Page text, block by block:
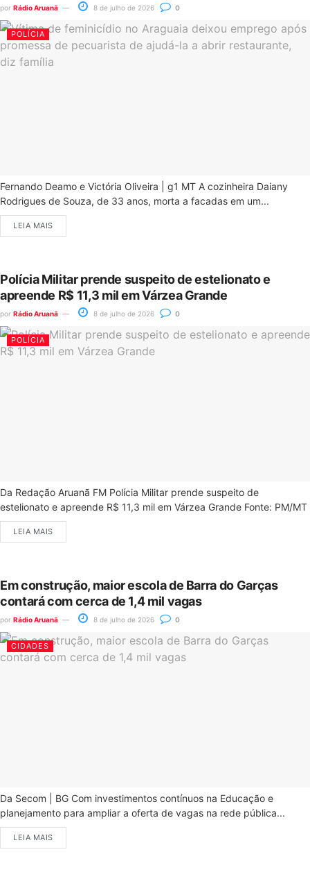
por Rádio Aruanã 8 de julho de 2026 0
POLÍCIA
Fernando Deamo e Victória Oliveira | g1 MT A cozinheira Daiany
Rodrigues de Souza, de 33 anos, morta a facadas em um...
LEIA MAIS
Polícia Militar prende suspeito de estelionato e
apreende R$ 11,3 mil em Várzea Grande
por Rádio Aruanã 8 de julho de 2026 0
POLÍCIA
Da Redação Aruanã FM Polícia Militar prende suspeito de
estelionato e apreende R$ 11,3 mil em Várzea Grande Fonte: PM/MT
LEIA MAIS
Em construção, maior escola de Barra do Garças
contará com cerca de 1,4 mil vagas
por Rádio Aruanã 8 de julho de 2026 0
CIDADES
Da Secom | BG Com investimentos contínuos na Educação e
planejamento para ampliar a oferta de vagas na rede pública...
LEIA MAIS